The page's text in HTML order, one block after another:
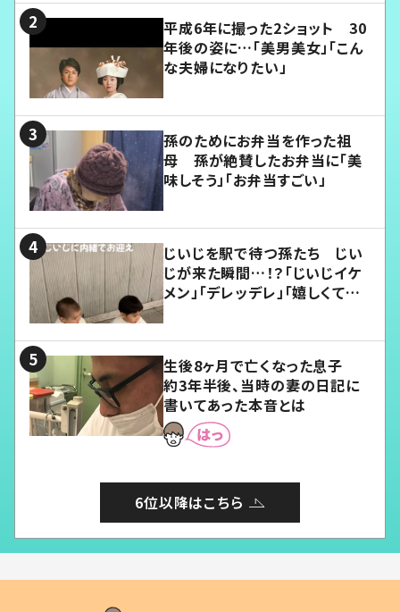
平成6年に撮った2ショット 30
年後の姿に…「美男美女」「こん
な夫婦になりたい」
孫のためにお弁当を作った祖
母 孫が絶賛したお弁当に「美
味しそう」「お弁当すごい」
じいじを駅で待つ孫たち じい
じが来た瞬間…！？「じいじイケ
メン」「デレッデレ」「嬉しくて可
生後8ヶ月で亡くなった息子
約3年半後、当時の妻の日記に
書いてあった本音とは
6位以降はこちら